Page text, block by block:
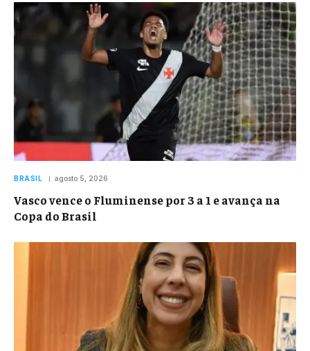
BRASIL agosto 5, 2026
Vasco vence o Fluminense por 3 a 1 e avança na
Copa do Brasil